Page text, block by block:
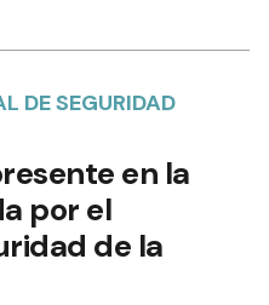
DE SEGURIDAD
en la
por el
de la